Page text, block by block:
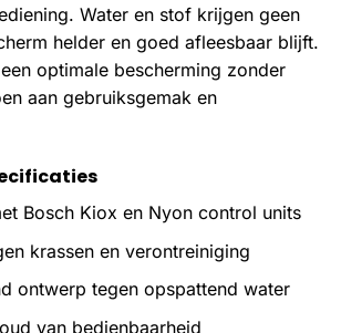
Water en stof krijgen geen
helder en goed afleesbaar blijft.
optimale bescherming zonder
aan gebruiksgemak en
Bosch Kiox en Nyon control units
krassen en verontreiniging
ontwerp tegen opspattend water
van bedienbaarheid